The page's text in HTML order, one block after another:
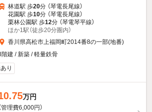
林道駅 歩20分 （琴電長尾線）
花園駅 歩10分 （琴電長尾線）
栗林公園駅 歩12分 （琴電琴平線）
ほか1駅（徒歩20分圏内）
香川県高松市上福岡町2014番8の一部(地番)
階建 / 新築 / 軽量鉄骨
り
万円
管理費6,000円）